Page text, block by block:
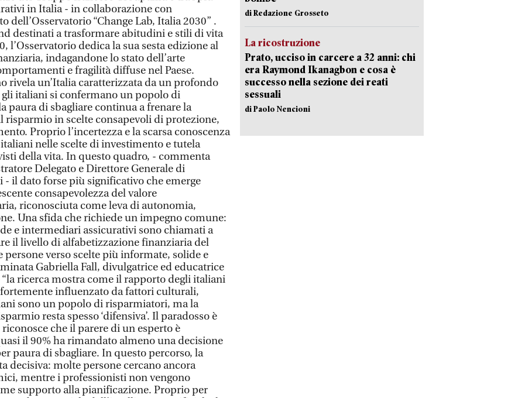
di Redazione Grosseto
La ricostruzione
Prato, ucciso in carcere a 32 anni: chi
era Raymond Ikanagbon e cosa è
successo nella sezione dei reati
sessuali
di Paolo Nencioni